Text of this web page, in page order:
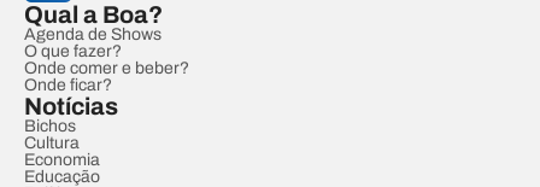
Qual a Boa?
Agenda de Shows
O que fazer?
Onde comer e beber?
Onde ficar?
Notícias
Bichos
Cultura
Economia
Educação